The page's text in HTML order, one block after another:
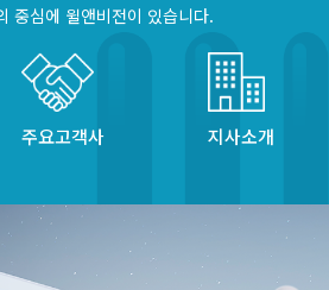
중심에 윌앤비전이 있습니다.
주요고객사 지사소개